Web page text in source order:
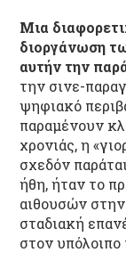
Μια
διοργάνωση
αυτήν την
την σινε-
ψηφιακό
παραμένουν
χρονιάς, η
σχεδόν
ήθη, ήταν το
αιθουσών
σταδιακή
στον υπόλοιπο